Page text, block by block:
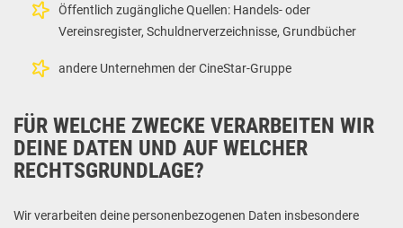
Öffentlich zugängliche Quellen: Handels- oder
Vereinsregister, Schuldnerverzeichnisse, Grundbücher
andere Unternehmen der CineStar-Gruppe
FÜR WELCHE ZWECKE VERARBEITEN WIR
DEINE DATEN UND AUF WELCHER
RECHTSGRUNDLAGE?
Wir verarbeiten deine personenbezogenen Daten insbesondere